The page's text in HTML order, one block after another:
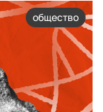
общество